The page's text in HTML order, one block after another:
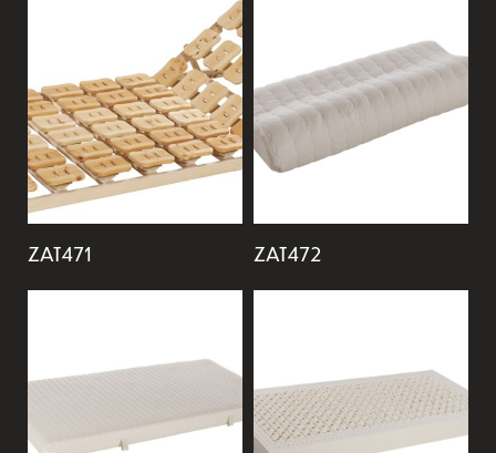
ZAT471 ZAT472